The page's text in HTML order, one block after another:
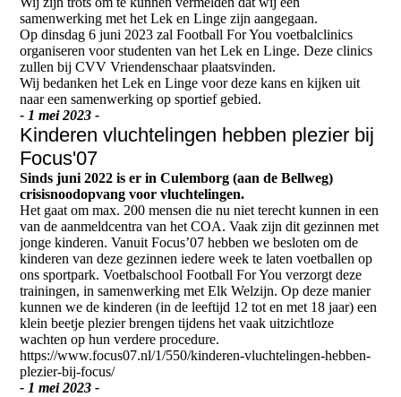
samenwerking met het Lek en Linge zijn aangegaan.
Op dinsdag 6 juni 2023 zal Football For You voetbalclinics
organiseren voor studenten van het Lek en Linge. Deze clinics
zullen bij CVV Vriendenschaar plaatsvinden.
Wij bedanken het Lek en Linge voor deze kans en kijken uit
naar een samenwerking op sportief gebied.
- 1 mei 2023 -
Kinderen vluchtelingen hebben plezier bij
Focus'07
Sinds juni 2022 is er in Culemborg (aan de Bellweg)
crisisnoodopvang voor vluchtelingen.
Het gaat om max. 200 mensen die nu niet terecht kunnen in een
van de aanmeldcentra van het COA. Vaak zijn dit gezinnen met
jonge kinderen. Vanuit Focus’07 hebben we besloten om de
kinderen van deze gezinnen iedere week te laten voetballen op
ons sportpark. Voetbalschool Football For You verzorgt deze
trainingen, in samenwerking met Elk Welzijn. Op deze manier
kunnen we de kinderen (in de leeftijd 12 tot en met 18 jaar) een
klein beetje plezier brengen tijdens het vaak uitzichtloze
wachten op hun verdere procedure.
https://www.focus07.nl/1/550/kinderen-vluchtelingen-hebben-
plezier-bij-focus/
- 1 mei 2023 -